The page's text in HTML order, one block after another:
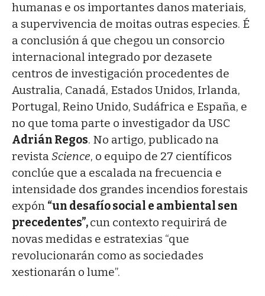
humanas e os importantes danos materiais,
a supervivencia de moitas outras especies. É
a conclusión á que chegou un consorcio
internacional integrado por dezasete
centros de investigación procedentes de
Australia, Canadá, Estados Unidos, Irlanda,
Portugal, Reino Unido, Sudáfrica e España, e
no que toma parte o investigador da USC
Adrián Regos. No artigo, publicado na
revista Science, o equipo de 27 científicos
conclúe que a escalada na frecuencia e
intensidade dos grandes incendios forestais
expón “un desafío social e ambiental sen
precedentes”,cun contexto requirirá de
novas medidas e estratexias “que
revolucionarán como as sociedades
xestionarán o lume”.